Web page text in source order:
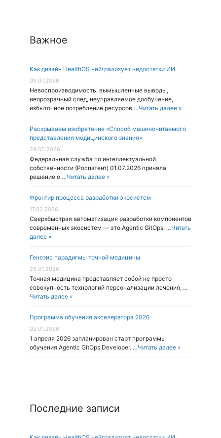
Важное
Как дизайн HealthOS нейтрализует недостатки ИИ
09.07.2026
Невоспроизводимость, вымышленные выводы,
непрозрачный след, неуправляемое дообучение,
избыточное потребление ресурсов …Читать далее »
Раскрываем изобретение «Способ машиночитаемого
представления медицинского знания»
29.05.2026
Федеральная служба по интеллектуальной
собственности (Роспатент) 01.07.2026 приняла
решение о …Читать далее »
Фронтир процесса разработки экосистем
17.02.2026
Cверхбыстрая автоматизация разработки компонентов
современных экосистем — это Agentic GitOps. …Читать
далее »
Генезис парадигмы точной медицины
25.01.2026
Точная медицина представляет собой не просто
совокупность технологий персонализации лечения, …
Читать далее »
Программа обучения акселератора 2026
02.01.2026
1 апреля 2026 запланирован старт программы
обучения Agentic GitOps Developer. …Читать далее »
Последние записи